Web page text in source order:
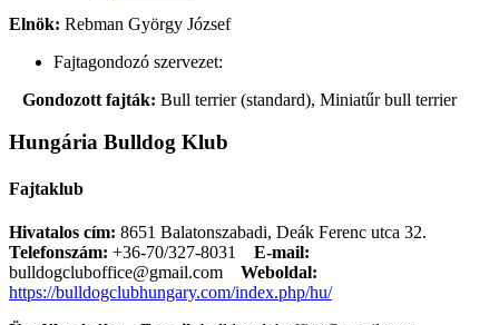
Elnök: Rebman György József
Fajtagondozó szervezet:
Gondozott fajták: Bull terrier (standard), Miniatűr bull terrier
Hungária Bulldog Klub
Fajtaklub
Hivatalos cím: 8651 Balatonszabadi, Deák Ferenc utca 32.
Telefonszám: +36-70/327-8031
E-mail:
bulldogcluboffice@gmail.com
Weboldal:
https://bulldogclubhungary.com/index.php/hu/